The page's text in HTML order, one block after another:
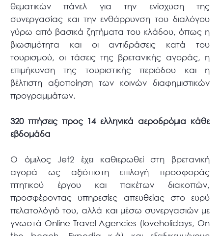
θεματικών πάνελ για την ενίσχυση της
συνεργασίας και την ενθάρρυνση του διαλόγου
γύρω από βασικά ζητήματα του κλάδου, όπως η
βιωσιμότητα και οι αντιδράσεις κατά του
τουρισμού, οι τάσεις της βρετανικής αγοράς, η
επιμήκυνση της τουριστικής περιόδου και η
βέλτιστη αξιοποίηση των κοινών διαφημιστικών
προγραμμάτων.
320 πτήσεις προς 14 ελληνικά αεροδρόμια κάθε
εβδομάδα
O όμιλος Jet2 έχει καθιερωθεί στη βρετανική
αγορά ως αξιόπιστη επιλογή προσφοράς
πτητικού έργου και πακέτων διακοπών,
προσφέροντας υπηρεσίες απευθείας στο ευρύ
πελατολόγιό του, αλλά και μέσω συνεργασιών με
γνωστά Online Travel Agencies (loveholidays, On